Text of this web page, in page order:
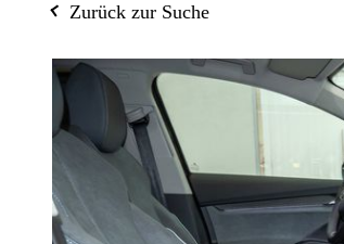
ŠKODA Neuwagen
ŠKODA Gebrauchtwagen
ŠKODA Konfigurator
Zurück zur Suche